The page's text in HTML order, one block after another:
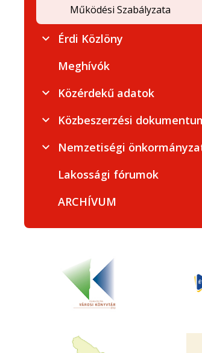
Működési Szabályzata
Érdi Közlöny
Meghívók
Közérdekű adatok
Közbeszerzési
Nemzetiségi
Lakossági fórumok
ARCHÍVUM